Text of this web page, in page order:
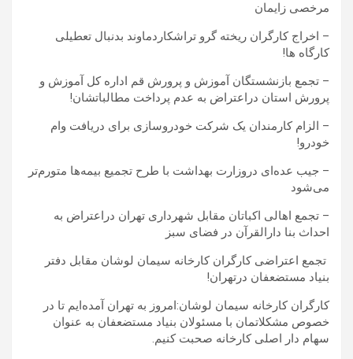
مرخصی زایمان
– اخراج کارگران ریخته گرو تراشکاردماوند بدنبال تعطیلی
کارگاه ها!
– تجمع بازنشستگان آموزش و پرورش قم اداره کل آموزش و
پرورش استان دراعتراض به عدم پرداخت مطالباتشان!
– الزام کارمندان یک شرکت خودروسازی برای دریافت وام
خودرو!
– جیب عده‌ای دروزارت بهداشت با طرح تجمیع بیمه‌ها متورم‌تر
می‌شود
– تجمع اهالی اکباتان مقابل شهرداری تهران دراعتراض به
احداث بنا دارالقرآن در فضای سبز
تجمع اعتراضی کارگران کارخانه سیمان لوشان مقابل دفتر
بنیاد مستضعفان درتهران!
کارگران کارخانه سیمان لوشان:امروز به تهران آمده‌ایم تا در
خصوص مشکلاتمان با مسئولان بنیاد مستضعفان به عنوان
سهام دار اصلی کارخانه صحبت کنیم.